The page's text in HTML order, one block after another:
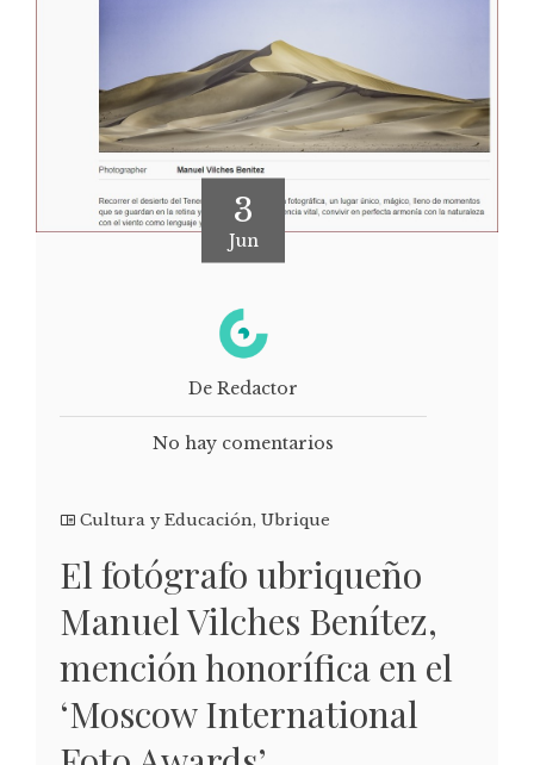
3
Jun
De Redactor
No hay comentarios
Cultura y Educación, Ubrique
El fotógrafo ubriqueño
Manuel Vilches Benítez,
mención honorífica en el
‘Moscow International